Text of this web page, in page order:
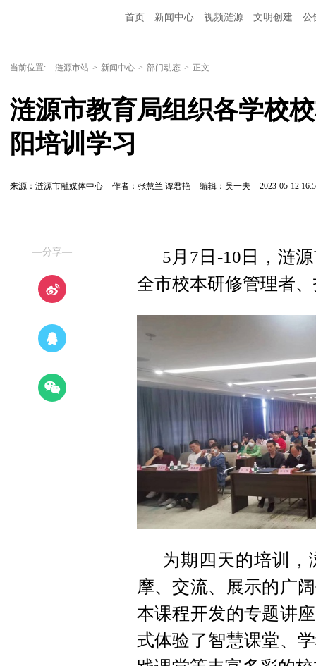
首页 新闻中心 视频涟源 文明创建 公
当前位置: 涟源市站 > 新闻中心 > 部门动态 > 正文
涟源市教育局组织各学校
阳培训学习
来源：涟源市融媒体中心 作者：张慧兰 谭君艳 编辑：吴一夫 2023-05-12
—分享—
5月7日-10日，涟
全市校本研修管理者
为期四天的培训
摩、交流、展示的广
本课程开发的专题讲
式体验了智慧课堂、